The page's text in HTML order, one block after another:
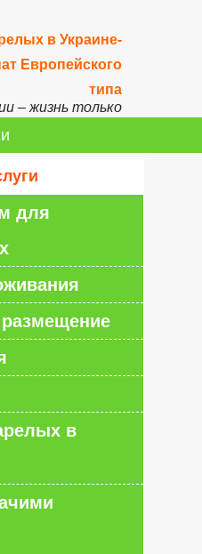
в Украине-
Европейского
типа
– жизнь только
для
в